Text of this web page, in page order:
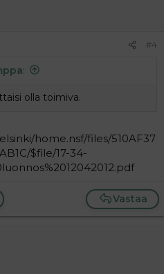
#4
:
olla toimiva.
home.nsf/files/510AF37
$file/17-34-
Vastaa